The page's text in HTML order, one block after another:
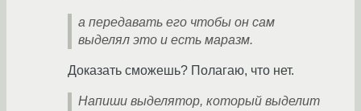
а передавать его чтобы он сам
выделял это и есть маразм.
Доказать сможешь? Полагаю, что нет.
Напиши выделятор, который выделит